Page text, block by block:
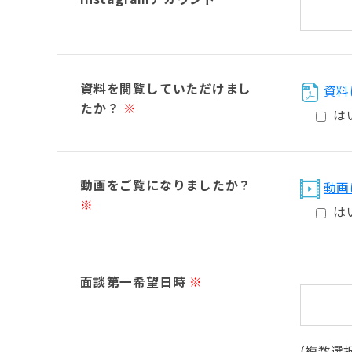
資料を閲覧していただけまし
たか？ ※
資
は
動画をご覧になりましたか？
※
動
は
面談第一希望日時 ※